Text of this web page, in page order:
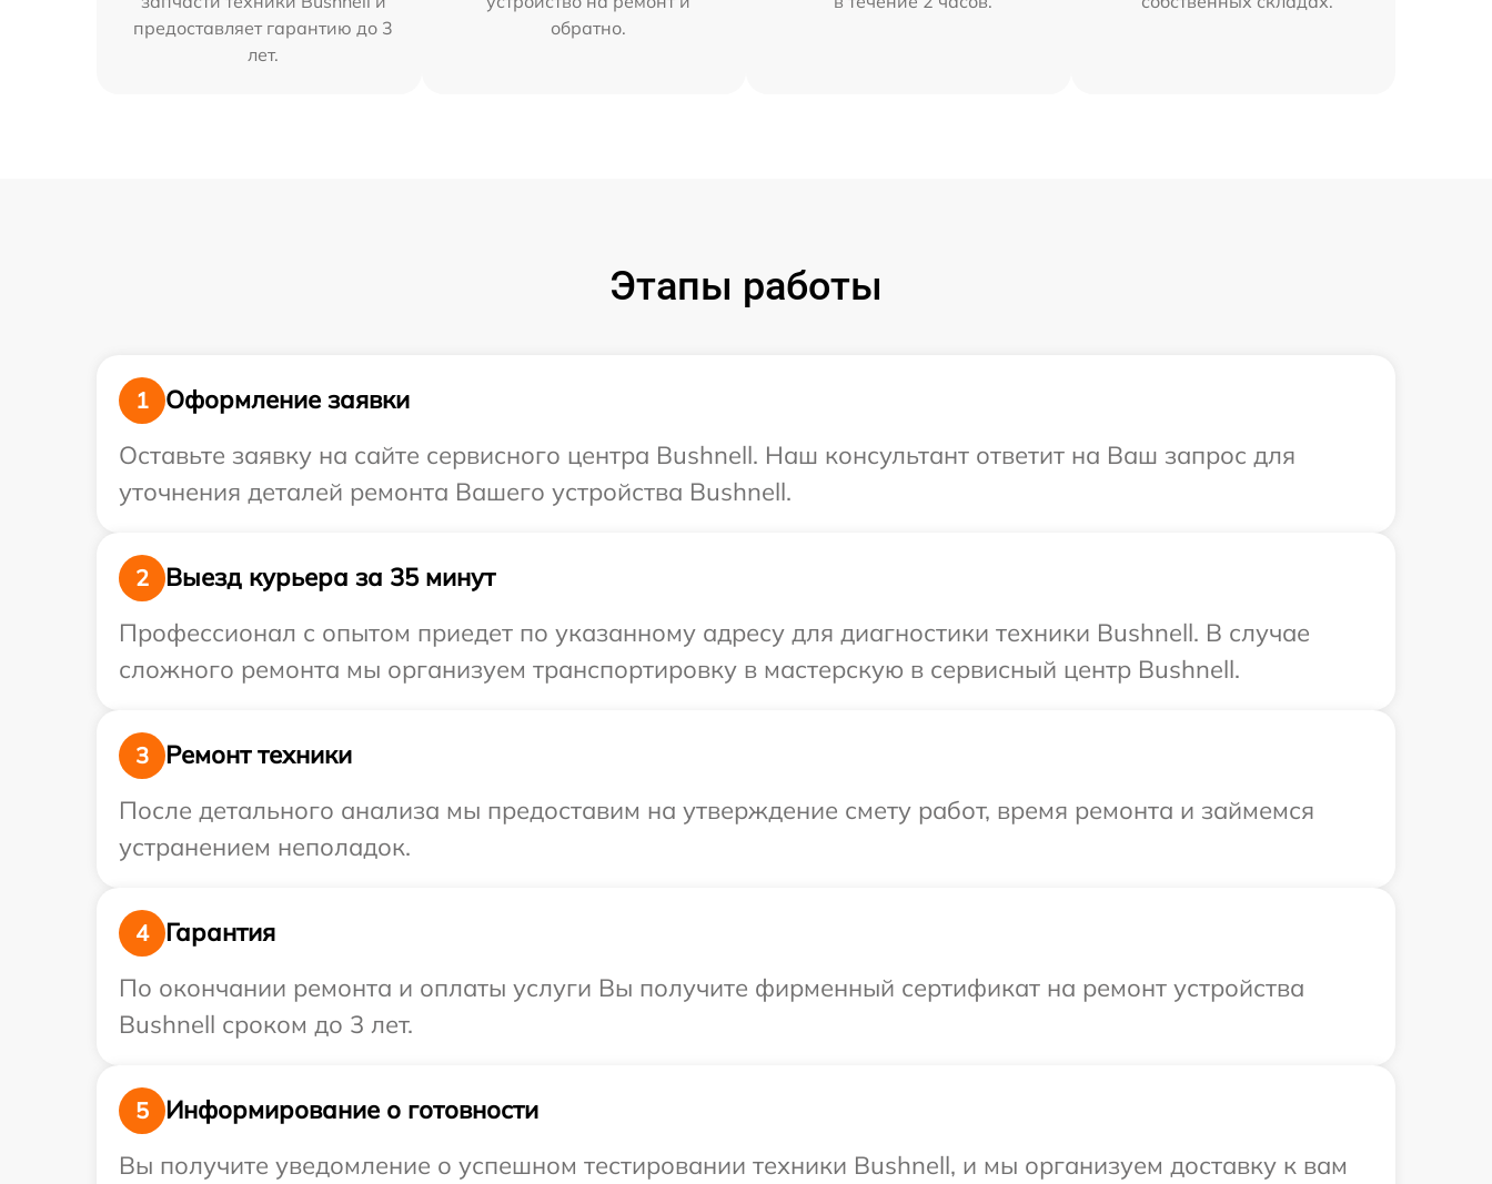
предоставляет гарантию до 3
лет.
обратно.
Этапы работы
1
Оформление заявки
Оставьте заявку на сайте сервисного центра Bushnell. Наш консультант ответит на Ваш запрос для
уточнения деталей ремонта Вашего устройства Bushnell.
2
Выезд курьера за 35 минут
Профессионал с опытом приедет по указанному адресу для диагностики техники Bushnell. В случае
сложного ремонта мы организуем транспортировку в мастерскую в сервисный центр Bushnell.
3
Ремонт техники
После детального анализа мы предоставим на утверждение смету работ, время ремонта и займемся
устранением неполадок.
4
Гарантия
По окончании ремонта и оплаты услуги Вы получите фирменный сертификат на ремонт устройства
Bushnell сроком до 3 лет.
5
Информирование о готовности
Вы получите уведомление о успешном тестировании техники Bushnell, и мы организуем доставку к вам